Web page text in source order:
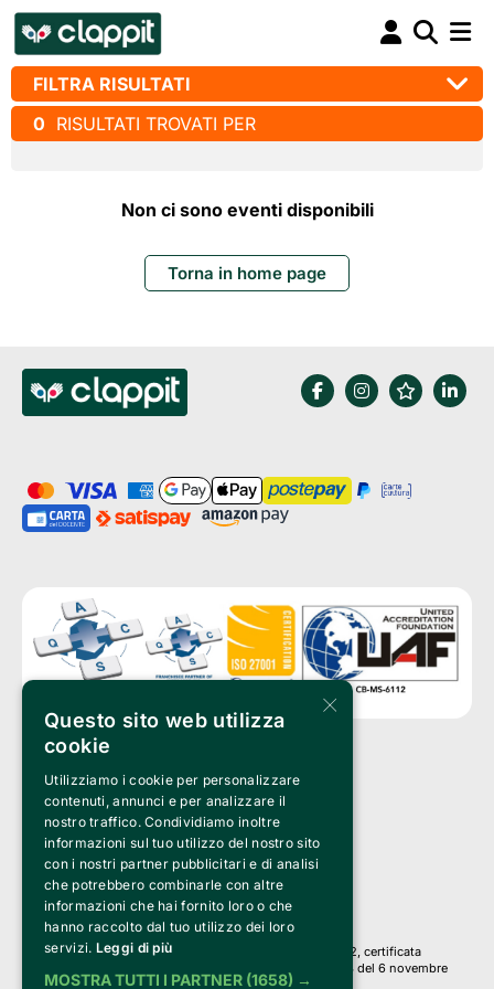
FILTRA RISULTATI
0 RISULTATI TROVATI PER
Non ci sono eventi disponibili
Torna in home page
Clappit è un marchio di proprietà di:
Bemils Srl
a Socio Unico
Via Fosse Ardeatine, 4 -20092 Cinisello Balsamo (MI)
PI 05589050961
Iscr. C.C.I.A.A. Milano R.E.A. 1833471
© 2010-2025 Bemils Srl - Tutti i diritti riservati
Credits:
Clappit è basato sulla piattaforma di biglietteria Belive 6.2, certificata
dall’Agenzia delle Entrate con protocollo n. 2025/445474 del 6 novembre
2025.
×
Questo sito web utilizza
cookie
Utilizziamo i cookie per personalizzare
contenuti, annunci e per analizzare il
nostro traffico. Condividiamo inoltre
informazioni sul tuo utilizzo del nostro sito
con i nostri partner pubblicitari e di analisi
che potrebbero combinarle con altre
informazioni che hai fornito loro o che
hanno raccolto dal tuo utilizzo dei loro
servizi. Leggi di più
MOSTRA TUTTI I PARTNER (1658) →